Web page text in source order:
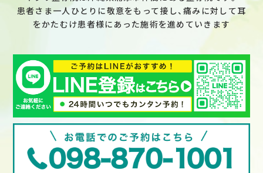
患者さま一人ひとりに敬意をもって接し、痛みに対して耳
をかたむけ患者様にあった施術を進めていきます